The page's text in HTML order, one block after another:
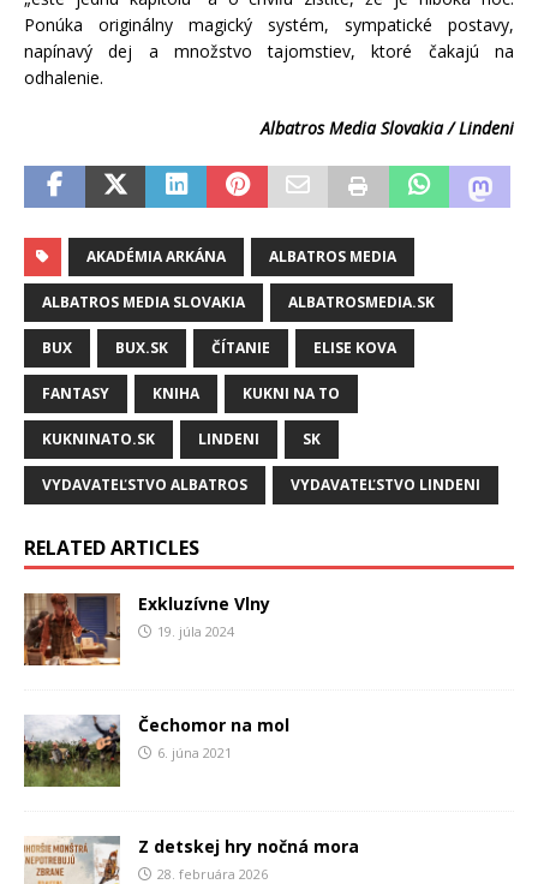
Ponúka originálny magický systém, sympatické postavy,
napínavý dej a množstvo tajomstiev, ktoré čakajú na
odhalenie.
Albatros Media Slovakia / Lindeni
AKADÉMIA ARKÁNA ALBATROS MEDIA
ALBATROS MEDIA SLOVAKIA ALBATROSMEDIA.SK
BUX BUX.SK ČÍTANIE ELISE KOVA
FANTASY KNIHA KUKNI NA TO
KUKNINATO.SK LINDENI SK
VYDAVATEĽSTVO ALBATROS VYDAVATEĽSTVO LINDENI
RELATED ARTICLES
Exkluzívne Vlny
19. júla 2024
Čechomor na mol
6. júna 2021
Z detskej hry nočná mora
28. februára 2026